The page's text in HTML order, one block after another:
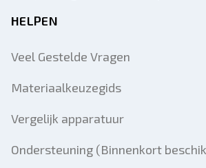
HELPEN
Veel Gestelde Vragen
Materiaalkeuzegids
Vergelijk apparatuur
Ondersteuning (Binnenkort